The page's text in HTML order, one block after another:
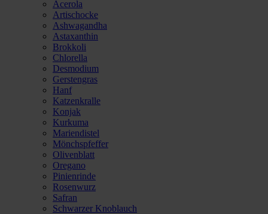
Acerola
Artischocke
Ashwagandha
Astaxanthin
Brokkoli
Chlorella
Desmodium
Gerstengras
Hanf
Katzenkralle
Konjak
Kurkuma
Mariendistel
Mönchspfeffer
Olivenblatt
Oregano
Pinienrinde
Rosenwurz
Safran
Schwarzer Knoblauch